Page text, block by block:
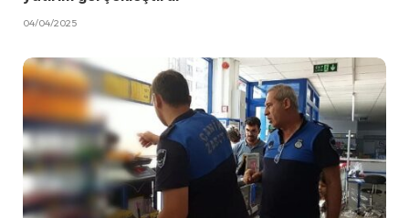
04/04/2025